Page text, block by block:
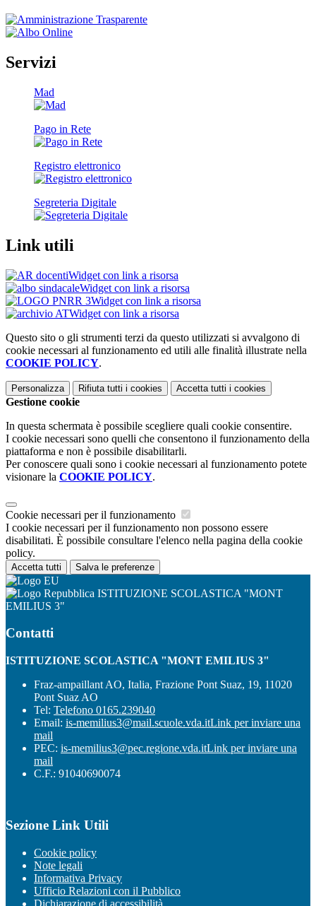
Servizi
Mad
Pago in Rete
Registro elettronico
Segreteria Digitale
Link utili
Widget con link a risorsa
Widget con link a risorsa
Widget con link a risorsa
Widget con link a risorsa
Questo sito o gli strumenti terzi da questo utilizzati si avvalgono di
cookie necessari al funzionamento ed utili alle finalità illustrate nella
COOKIE POLICY.
Personalizza Rifiuta tutti i cookies Accetta tutti i cookies
Gestione cookie
In questa schermata è possibile scegliere quali cookie consentire.
I cookie necessari sono quelli che consentono il funzionamento della
piattaforma e non è possibile disabilitarli.
Per conoscere quali sono i cookie necessari al funzionamento potete
visionare la COOKIE POLICY.
Cookie necessari per il funzionamento
I cookie necessari per il funzionamento non possono essere
disabilitati. È possibile consultare l'elenco nella pagina della cookie
policy.
Accetta tutti Salva le preferenze
ISTITUZIONE SCOLASTICA "MONT
EMILIUS 3"
Contatti
ISTITUZIONE SCOLASTICA "MONT EMILIUS 3"
Fraz-ampaillant AO, Italia, Frazione Pont Suaz, 19, 11020
Pont Suaz AO
Tel: Telefono 0165.239040
Email: is-memilius3@mail.scuole.vda.itLink per inviare una
mail
PEC: is-memilius3@pec.regione.vda.itLink per inviare una
mail
C.F.: 91040690074
Sezione Link Utili
Cookie policy
Note legali
Informativa Privacy
Ufficio Relazioni con il Pubblico
Dichiarazione di accessibilità